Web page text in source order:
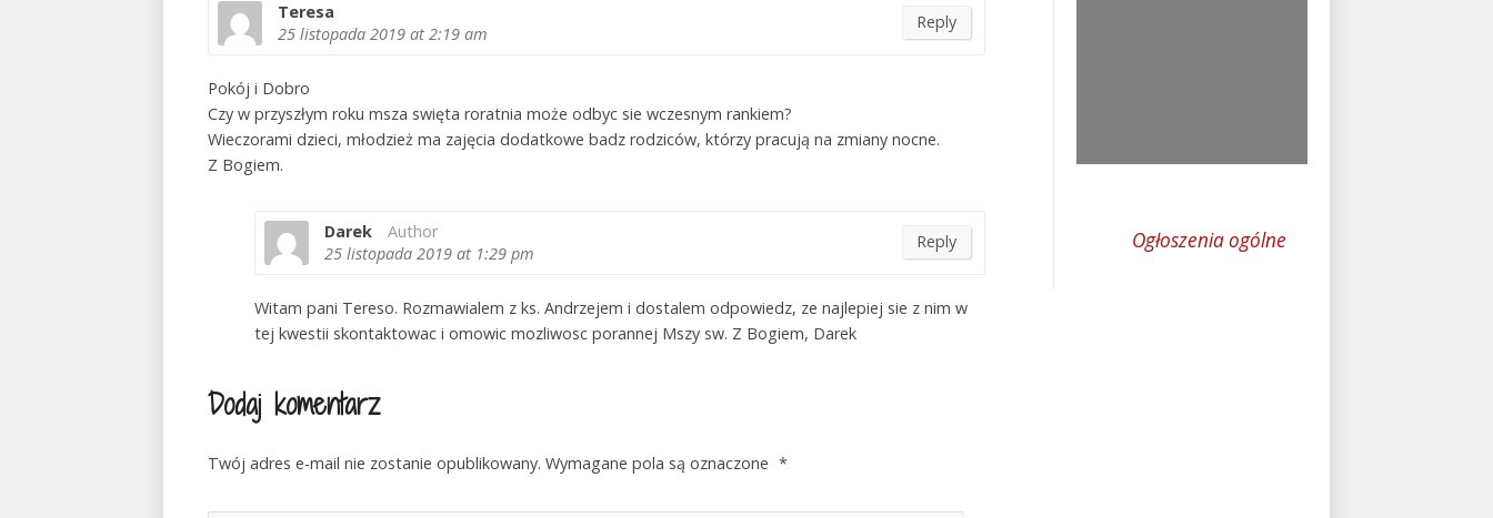
Reply
Teresa
25 listopada 2019 at 2:19 am
Pokój i Dobro
Czy w przyszłym roku msza swięta roratnia może odbyc sie wczesnym rankiem?
Wieczorami dzieci, młodzież ma zajęcia dodatkowe badz rodziców, którzy pracują na zmiany nocne.
Z Bogiem.
Reply
Darek
Author
25 listopada 2019 at 1:29 pm
Witam pani Tereso. Rozmawialem z ks. Andrzejem i dostalem odpowiedz, ze najlepiej sie z nim w
tej kwestii skontaktowac i omowic mozliwosc porannej Mszy sw. Z Bogiem, Darek
Dodaj komentarz
Twój adres e-mail nie zostanie opublikowany. Wymagane pola są oznaczone *
Ogłoszenia ogólne